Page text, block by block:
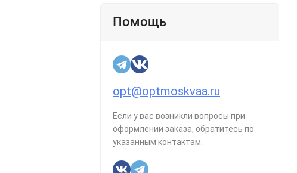
Помощь
opt@optmoskvaa.ru
Если у вас возникли вопросы при
оформлении заказа, обратитесь по
указанным контактам.